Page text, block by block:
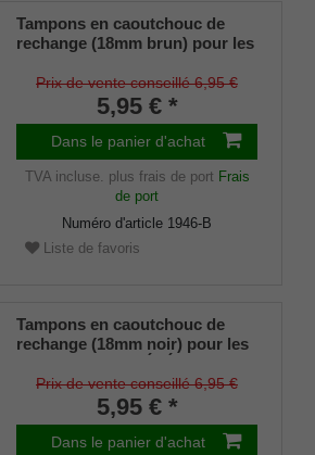
Tampons en caoutchouc de
rechange (18mm brun) pour les
ÉLÉGANTES (diamètre
intérieur env. 18mm) avec
insert métallique (lot de 2)
Prix de vente conseillé 6,95 €
5,95 € *
Dans le panier d'achat
TVA incluse. plus frais de port Frais
de port
Numéro d'article 1946-B
Liste de favoris
Tampons en caoutchouc de
rechange (18mm noir) pour les
(diamètre intérieur env. 18mm)
avec insert métallique (lot de 2
pièces)
Prix de vente conseillé 6,95 €
5,95 € *
Dans le panier d'achat